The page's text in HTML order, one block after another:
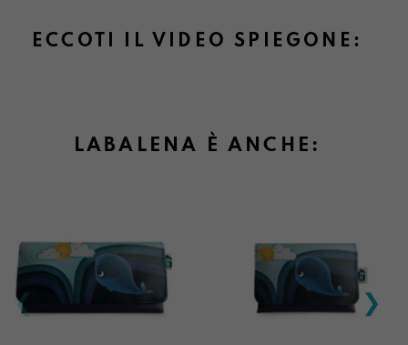
ECCOTI IL VIDEO SPIEGONE:
LABALENA È ANCHE: